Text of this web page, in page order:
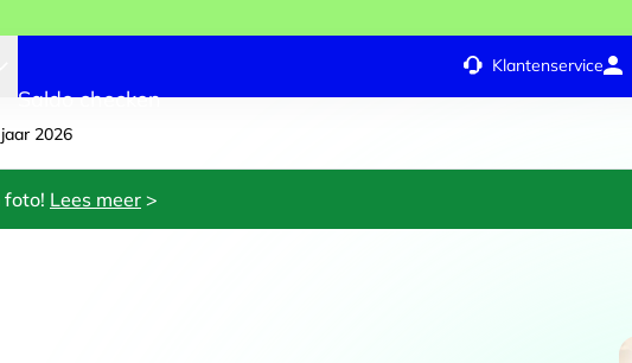
Saldo checken
Klantenservice
2026
foto! Lees meer >